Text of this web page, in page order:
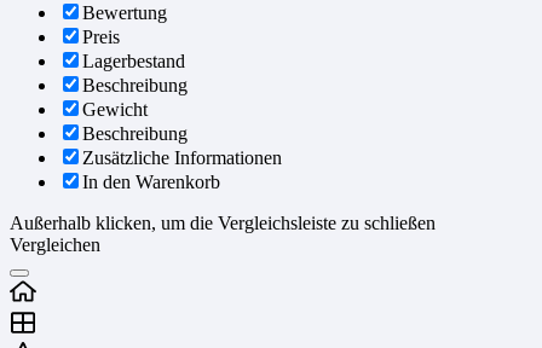
Bewertung
Preis
Lagerbestand
Beschreibung
Gewicht
Beschreibung
Zusätzliche Informationen
In den Warenkorb
Außerhalb klicken, um die Vergleichsleiste zu schließen
Vergleichen